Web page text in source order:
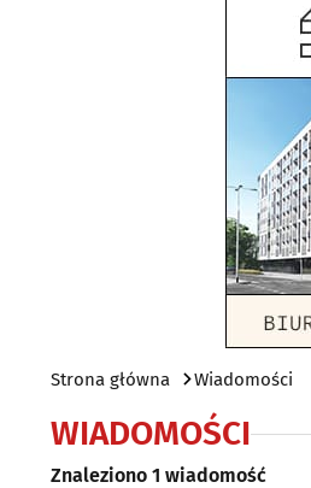
Strona główna Wiadomości
WIADOMOŚCI
Znaleziono 1 wiadomość